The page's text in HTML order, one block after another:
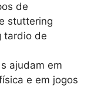
de
stuttering
tardio de
ajudam em
e em jogos